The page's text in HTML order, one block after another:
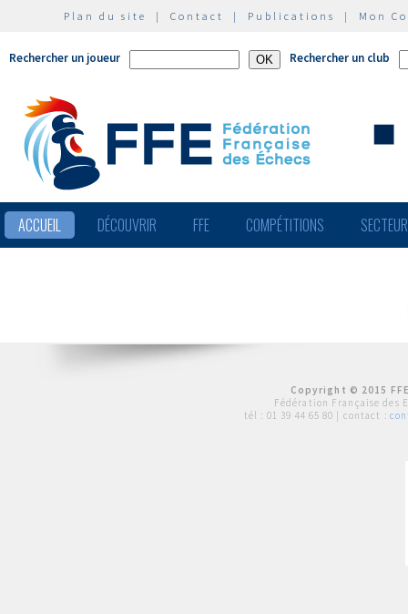
Plan du site | Contact | Publications | Mon
Rechercher un joueur Rechercher un club
ACCUEIL DÉCOUVRIR FFE COMPÉTITIONS
Copyright © 2015
Fédération Française des
tél : 01 39 44 65 80 | contact :